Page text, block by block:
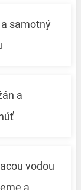
samotný
a
vodou
a